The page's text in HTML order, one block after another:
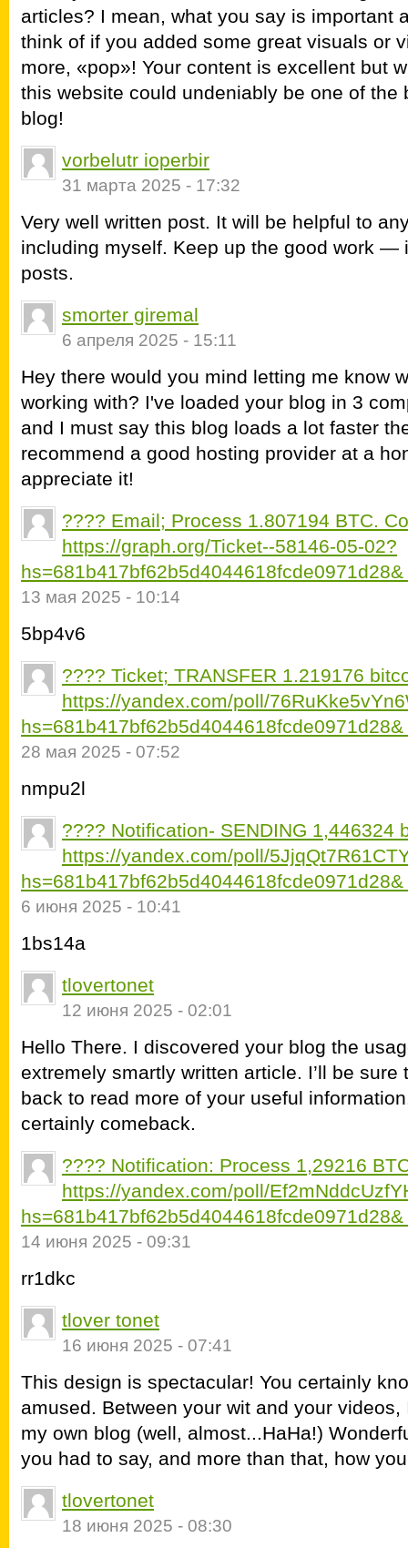
articles? I mean, what you say is important
think of if you added some great visuals or
more, «pop»! Your content is excellent but
this website could undeniably be one of the
blog!
vorbelutr ioperbir
31 марта 2025 - 17:32
Very well written post. It will be helpful to
including myself. Keep up the good work —
posts.
smorter giremal
6 апреля 2025 - 15:11
Hey there would you mind letting me know
working with? I've loaded your blog in 3
and I must say this blog loads a lot faster
recommend a good hosting provider at a
appreciate it!
???? Email; Process 1.807194 BTC.
https://graph.org/Ticket--58146-05-02?
13 мая 2025 - 10:14
5bp4v6
???? Ticket; TRANSFER 1.219176
https://yandex.com/poll/
28 мая 2025 - 07:52
nmpu2l
???? Notification- SENDING 1,446324
https://yandex.com/poll/
6 июня 2025 - 10:41
1bs14a
tlovertonet
12 июня 2025 - 02:01
Hello There. I discovered your blog the
extremely smartly written article. I’ll be
back to read more of your useful
certainly comeback.
???? Notification: Process 1,29216
https://yandex.com/poll/
14 июня 2025 - 09:31
rr1dkc
tlover tonet
16 июня 2025 - 07:41
This design is spectacular! You certainly
amused. Between your wit and your
my own blog (well, almost...HaHa!)
you had to say, and more than that, how
tlovertonet
18 июня 2025 - 08:30